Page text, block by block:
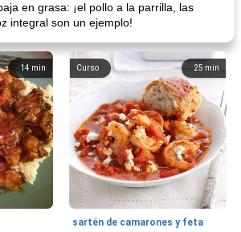
en grasa: ¡el pollo a la parrilla, las
integral son un ejemplo!
14 min 25 min
Curso
sartén de camarones y feta